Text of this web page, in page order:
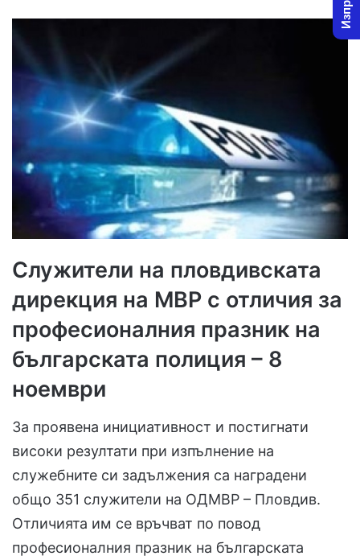
Служители на пловдивската
дирекция на МВР с отличия за
професионалния празник на
българската полиция – 8
ноември
За проявена инициативност и постигнати
високи резултати при изпълнение на
служебните си задължения са наградени
общо 351 служители на ОДМВР – Пловдив.
Отличията им се връчват по повод
професионалния празник на българската